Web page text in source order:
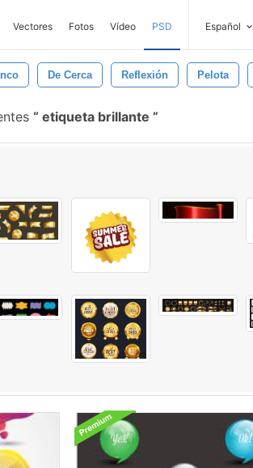
Vectores Fotos Vídeo PSD Español
De Cerca Reflexión Pelota
etiqueta brillante